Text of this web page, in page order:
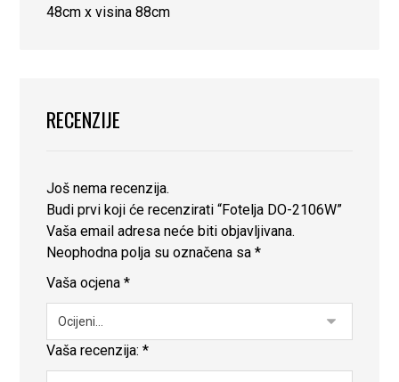
48cm x visina 88cm
RECENZIJE
Još nema recenzija.
Budi prvi koji će recenzirati “Fotelja DO-2106W”
Vaša email adresa neće biti objavljivana.
Neophodna polja su označena sa*
Vaša ocjena*
Vaša recenzija:*